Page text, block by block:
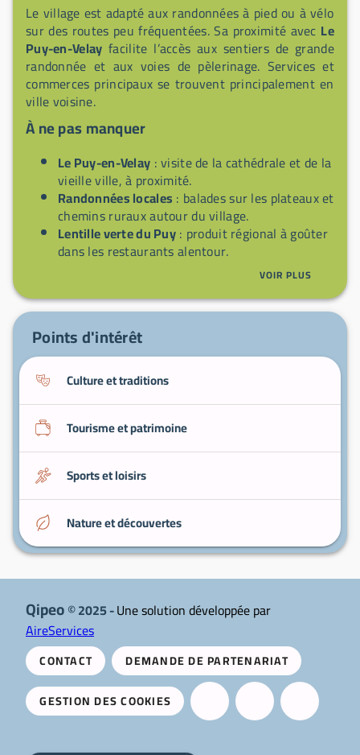
Le village est adapté aux randonnées à pied ou à vélo
sur des routes peu fréquentées. Sa proximité avec Le
Puy-en-Velay facilite l’accès aux sentiers de grande
randonnée et aux voies de pèlerinage. Services et
commerces principaux se trouvent principalement en
ville voisine.
À ne pas manquer
Le Puy-en-Velay : visite de la cathédrale et de la
vieille ville, à proximité.
Randonnées locales : balades sur les plateaux et
chemins ruraux autour du village.
Lentille verte du Puy: produit régional à goûter
dans les restaurants alentour.
: points de vue
Marchés locaux: pour produits fermiers et
VOIR PLUS
Points d'intérêt
Culture et traditions
Tourisme et patrimoine
Sports et loisirs
Nature et découvertes
Qipeo© 2025 -Une solution développée par
AireServices
CONTACT
DEMANDE DE PARTENARIAT
GESTION DES COOKIES